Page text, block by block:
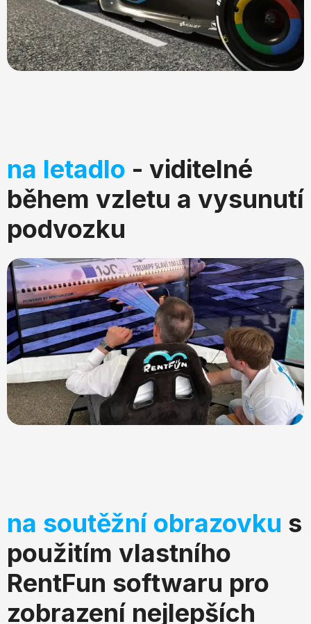
na letadlo - viditelné
během vzletu a vysunutí
podvozku
na soutěžní obrazovku s
použitím vlastního
RentFun softwaru pro
zobrazení nejlepších